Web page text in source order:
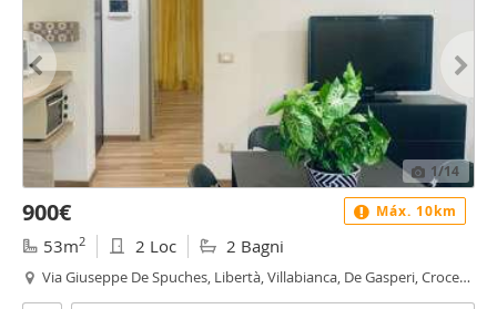
1/14
900€
53m2 2 Loc 2 Bagni
Via Giuseppe De Spuches, Libertà, Villabianca, De Gasperi, Croce
Máx. 10km